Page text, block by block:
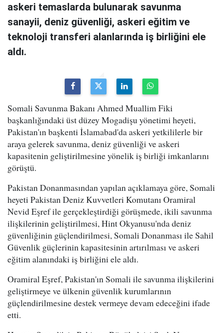
askeri temaslarda bulunarak savunma
sanayii, deniz güvenliği, askeri eğitim ve
teknoloji transferi alanlarında iş birliğini ele
aldı.
Somali Savunma Bakanı Ahmed Muallim Fiki
başkanlığındaki üst düzey Mogadişu yönetimi heyeti,
Pakistan'ın başkenti İslamabad'da askeri yetkililerle bir
araya gelerek savunma, deniz güvenliği ve askeri
kapasitenin geliştirilmesine yönelik iş birliği imkanlarını
görüştü.
Pakistan Donanmasından yapılan açıklamaya göre, Somali
heyeti Pakistan Deniz Kuvvetleri Komutanı Oramiral
Nevid Eşref ile gerçekleştirdiği görüşmede, ikili savunma
ilişkilerinin geliştirilmesi, Hint Okyanusu'nda deniz
güvenliğinin güçlendirilmesi, Somali Donanması ile Sahil
Güvenlik güçlerinin kapasitesinin artırılması ve askeri
eğitim alanındaki iş birliğini ele aldı.
Oramiral Eşref, Pakistan'ın Somali ile savunma ilişkilerini
geliştirmeye ve ülkenin güvenlik kurumlarının
güçlendirilmesine destek vermeye devam edeceğini ifade
etti.